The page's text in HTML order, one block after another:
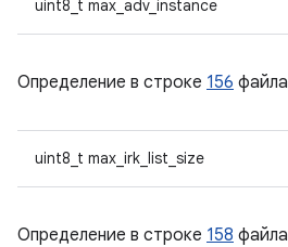
uint8_t max_adv_instance
Определение в строке 156 файла
uint8_t max_irk_list_size
Определение в строке 158 файла